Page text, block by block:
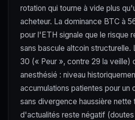
rotation qui tourne à vide plus
acheteur. La dominance BTC à
pour l'ETH signale que le risque
sans bascule altcoin structurelle.
30 (« Peur », contre 29 la veille)
anesthésié : niveau
accumulations patientes pour un
sans divergence haussière nette
d'actualités reste négatif